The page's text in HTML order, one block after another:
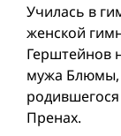
Училась в
женской
Герштейнов
мужа Блюмы,
Пренах.